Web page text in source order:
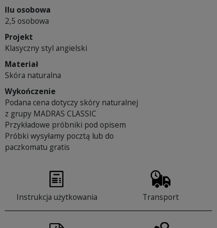
Ilu osobowa
2,5 osobowa
Projekt
Klasyczny styl angielski
Materiał
Skóra naturalna
Wykończenie
Podana cena dotyczy skóry naturalnej
z grupy MADRAS CLASSIC
Przykładowe próbniki pod opisem
Próbki wysyłamy pocztą lub do
paczkomatu gratis
Instrukcja użytkowania Transport